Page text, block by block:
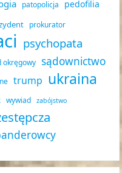
patopolicja pedofilia
prokurator
psychopata
okręgowy sądownictwo
trump ukraina
wywiad zabójstwo